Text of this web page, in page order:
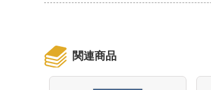
関連商品